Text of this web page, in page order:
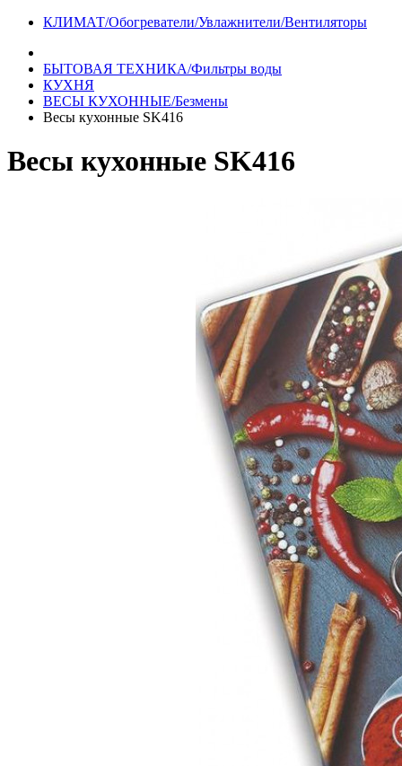
КЛИМАТ/Обогреватели/Увлажнители/Вентиляторы
БЫТОВАЯ ТЕХНИКА/Фильтры воды
КУХНЯ
ВЕСЫ КУХОННЫЕ/Безмены
Весы кухонные SK416
Весы кухонные SK416